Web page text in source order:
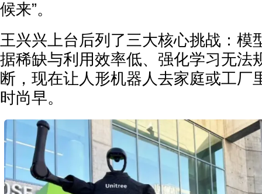
候来”。
王兴兴上台后列了三大核心挑战：模
据稀缺与利用效率低、强化学习无法
断，现在让人形机器人去家庭或工厂
时尚早。